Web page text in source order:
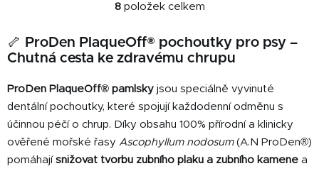
O
l
á
a
c
í
p
r
8položek celkem
🦴 ProDen PlaqueOff® pochoutky pro psy –
Chutná cesta ke zdravému chrupu
ProDen PlaqueOff® pamlsky jsou speciálně vyvinuté
dentální pochoutky, které spojují každodenní odměnu s
účinnou péčí o chrup. Díky obsahu 100% přírodní a klinicky
ověřené mořské řasy Ascophyllum nodosum(A.N ProDen®)
pomáhají snižovat tvorbu zubního plaku a zubního kamene a